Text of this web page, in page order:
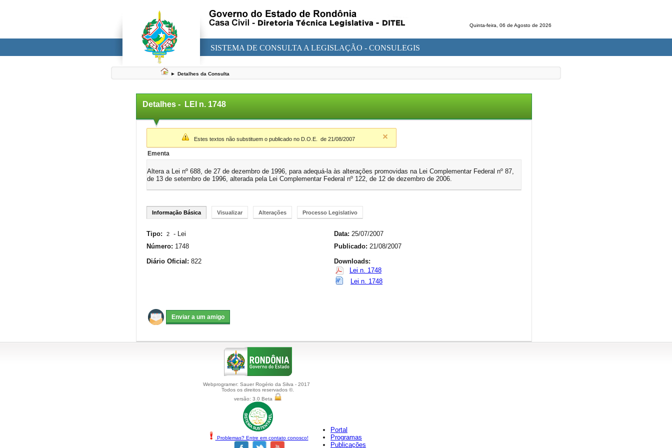
Quinta-feira, 06 de Agosto de 2026
SISTEMA DE CONSULTA A LEGISLAÇÃO - CONSULEGIS
► Detalhes da Consulta
Detalhes - LEI n. 1748
▼
Estes textos não substituem o publicado no D.O.E. de 21/08/2007
Ementa
Altera a Lei nº 688, de 27 de dezembro de 1996, para adequá-la às alterações promovidas na Lei Complementar Federal nº 87,
de 13 de setembro de 1996, alterada pela Lei Complementar Federal nº 122, de 12 de dezembro de 2006.
Informação Básica Visualizar Alterações Processo Legislativo
Tipo: 2 - Lei Data: 25/07/2007
Número: 1748 Publicado: 21/08/2007
Diário Oficial: 822
Downloads:
Lei n. 1748
Lei n. 1748
Webprogramer: Sauer Rogério da Silva - 2017
Todos os direitos reservados ©.
versão: 3.0 Beta
Problemas? Entre em contato conosco!
Portal
Programas
Publicações